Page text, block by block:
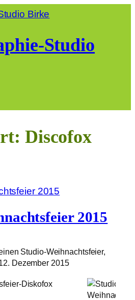
Studio
Discofox
2015
Studio-Weihnachtsfeier,
Dezember 2015